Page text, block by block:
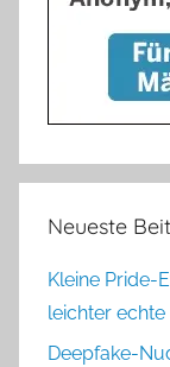
Neueste
Kleine Pride-
leichter
Deepfake-